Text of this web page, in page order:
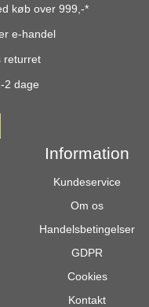
køb over 999,-*
e-handel
returret
2 dage
Information
Kundeservice
Om os
Handelsbetingelser
GDPR
Cookies
Kontakt